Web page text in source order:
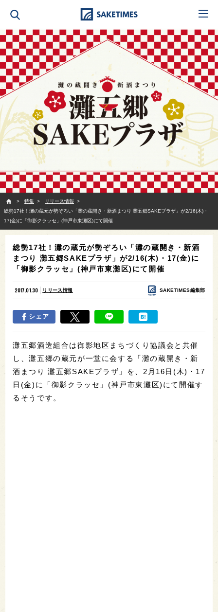
特集
リリース情報
総勢17社！灘の蔵元が勢ぞろい「灘の蔵開き・新酒まつり 灘五郷SAKEプラザ」が2/16(木)・
17(金)に「御影クラッセ」(神戸市東灘区)にて開催
総勢17社！灘の蔵元が勢ぞろい「灘の蔵開き・新酒
まつり 灘五郷SAKEプラザ」が2/16(木)・17(金)に
「御影クラッセ」(神戸市東灘区)にて開催
2017.01.30 リリース情報 SAKETIMES編集部
シェア
灘五郷酒造組合は御影地区まちづくり協議会と共催
し、灘五郷の蔵元が一堂に会する「灘の蔵開き・新
酒まつり 灘五郷SAKEプラザ」を、2月16日(木)・17
日(金)に「御影クラッセ」(神戸市東灘区)にて開催す
るそうです。